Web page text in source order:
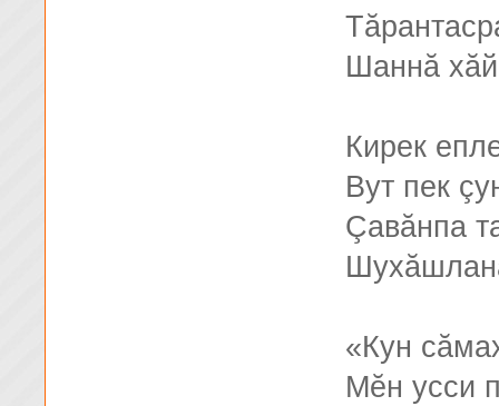
Шаннă
Кирек
Вут пек
Çавăнпа
«Кун
Мĕн усси